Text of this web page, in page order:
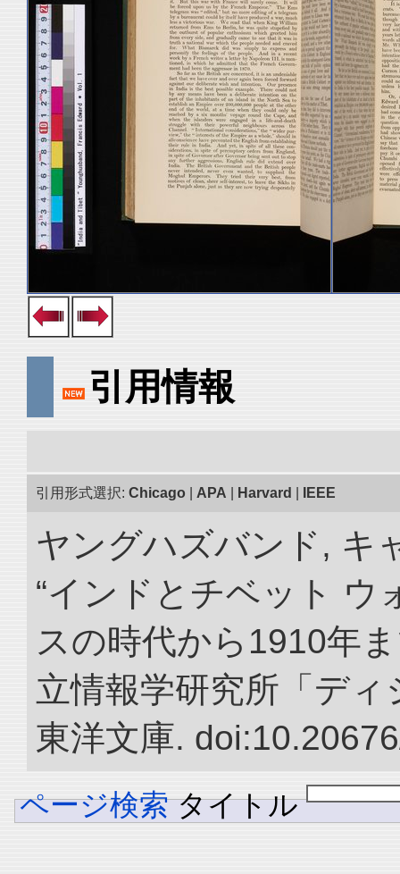
引用情報
引用形式選択: Chicago APA Harvard IEEE
ヤングハズバンド, キ
“インドとチベット ウ
スの時代から1910年
立情報学研究所「デ
東洋文庫.
ページ検索 タイトル